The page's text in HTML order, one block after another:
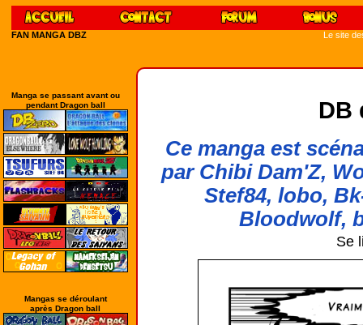
FAN MANGA DBZ Le site
Manga se passant avant ou
pendant Dragon ball
Mangas se déroulant
après Dragon ball
DB
Ce manga est
par Chibi Dam'Z,
Stef84, lobo,
Bloodwolf,
Se